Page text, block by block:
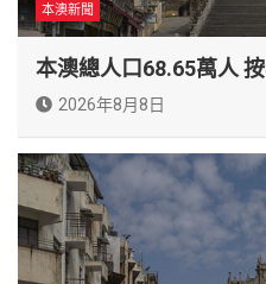
本澳新聞
本澳總人口68.65萬人
2026年8月8日